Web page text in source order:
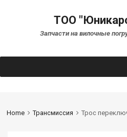
ТОО
Запчасти на вилочные
Home Трансмиссия Трос